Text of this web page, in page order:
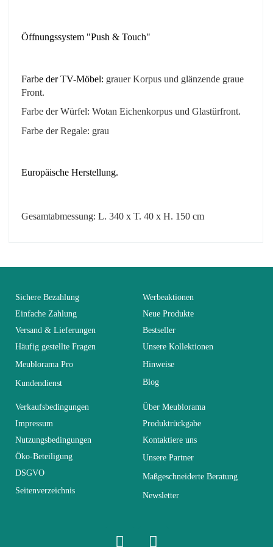
Öffnungssystem "Push & Touch"
Farbe der TV-Möbel: grauer Korpus und glänzende graue
Front.
Farbe der Würfel: Wotan Eichenkorpus und Glastürfront.
Farbe der Regale: grau
Europäische Herstellung.
Gesamtabmessung: L. 340 x T. 40 x H. 150 cm
Alter Erwachsener
Kollektion SWITCH
Farben Grau
Lieferzeiten (Anz.
Tage)
0
Abmessungen 340x150x40
Elektrisch Elektrisch
You Must Login To Review
Sichere Bezahlung
Einfache Zahlung
Versand & Lieferungen
Häufig gestellte Fragen
Meublorama Pro
Kundendienst
Werbeaktionen
Neue Produkte
Bestseller
Unsere Kollektionen
Hinweise
Blog
Verkaufsbedingungen
Impressum
Nutzungsbedingungen
Öko-Beteiligung
DSGVO
Seitenverzeichnis
Über Meublorama
Produktrückgabe
Kontaktiere uns
Unsere Partner
Maßgeschneiderte Beratung
Newsletter